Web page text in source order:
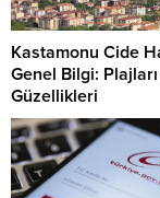
Kastamonu Cide
Genel Bilgi:
Güzellikleri